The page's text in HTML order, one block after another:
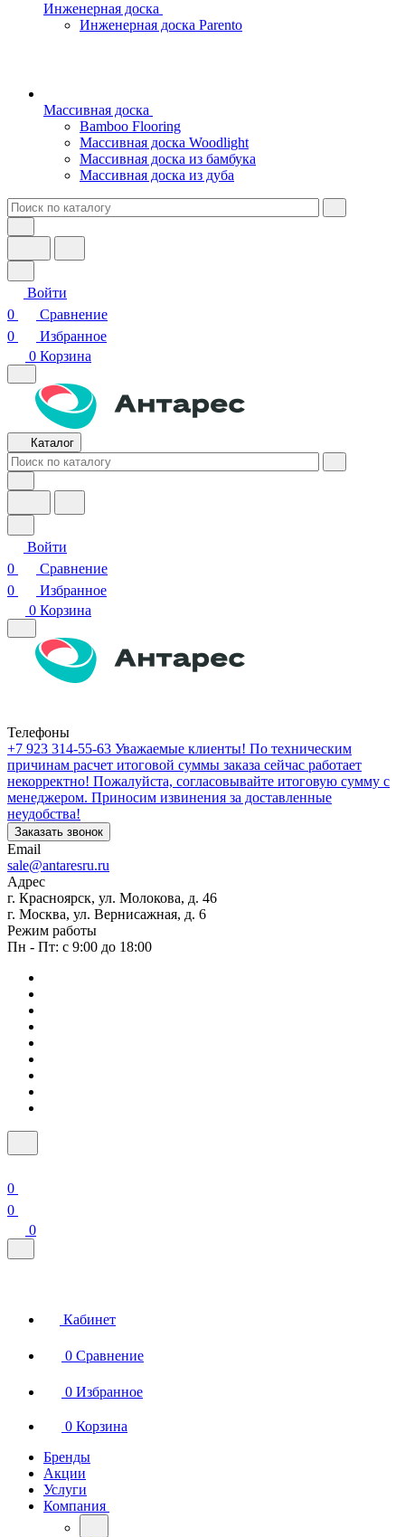
Инженерная доска
Инженерная доска Parento
Массивная доска
Bamboo Flooring
Массивная доска Woodlight
Массивная доска из бамбука
Массивная доска из дуба
Войти
0
Сравнение
0
Избранное
0 Корзина
Каталог
Войти
0
Сравнение
0
Избранное
0 Корзина
Телефоны
+7 923 314-55-63 Уважаемые клиенты! По техническим
причинам расчет итоговой суммы заказа сейчас работает
некорректно! Пожалуйста, согласовывайте итоговую сумму с
менеджером. Приносим извинения за доставленные
неудобства!
Заказать звонок
Email
sale@antaresru.ru
Адрес
г. Красноярск, ул. Молокова, д. 46
г. Москва, ул. Вернисажная, д. 6
Режим работы
Пн - Пт: с 9:00 до 18:00
0
0
0
Кабинет
0 Сравнение
0 Избранное
0 Корзина
Бренды
Акции
Услуги
Компания